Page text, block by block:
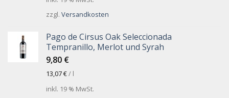
zzgl. Versandkosten
Pago de Cirsus Oak Seleccionada
Tempranillo, Merlot und Syrah
9,80 €
13,07€/ l
inkl. 19 % MwSt.